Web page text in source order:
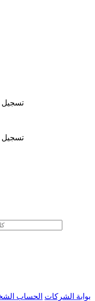
تسجيل
تسجيل
بوابة الشركات الحساب